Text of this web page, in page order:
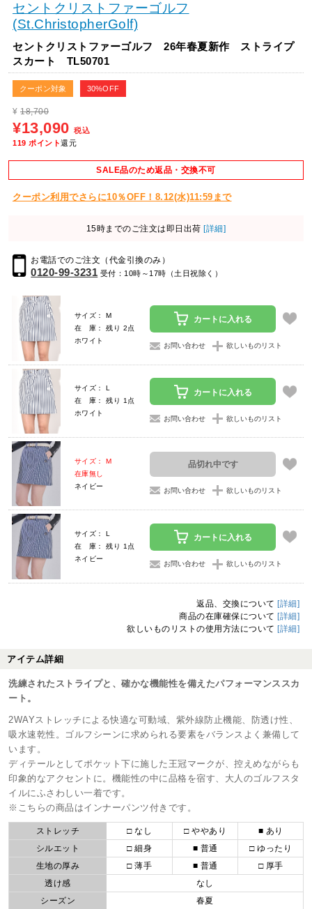
セントクリストファーゴルフ
(St.ChristopherGolf)
セントクリストファーゴルフ 26年春夏新作 ストライプ
スカート TL50701
クーポン対象 30%OFF
¥ 18,700
¥13,090 税込
119 ポイント還元
SALE品のため返品・交換不可
クーポン利用でさらに10％OFF！8.12(水)11:59まで
15時までのご注文は即日出荷 [詳細]
お電話でのご注文（代金引換のみ）
0120-99-3231 受付：10時～17時（土日祝除く）
サイズ： M
在 庫： 残り 2点
ホワイト
カートに入れる
お問い合わせ 欲しいものリスト
サイズ： L
在 庫： 残り 1点
ホワイト
カートに入れる
お問い合わせ 欲しいものリスト
サイズ： M
在庫無し
ネイビー
品切れ中です
お問い合わせ 欲しいものリスト
サイズ： L
在 庫： 残り 1点
ネイビー
カートに入れる
お問い合わせ 欲しいものリスト
返品、交換について [詳細]
商品の在庫確保について [詳細]
欲しいものリストの使用方法について [詳細]
アイテム詳細
洗練されたストライプと、確かな機能性を備えたパフォーマンススカ
ート。
2WAYストレッチによる快適な可動域、紫外線防止機能、防透け性、
吸水速乾性。ゴルフシーンに求められる要素をバランスよく兼備して
います。
ディテールとしてポケット下に施した王冠マークが、控えめながらも
印象的なアクセントに。機能性の中に品格を宿す、大人のゴルフスタ
イルにふさわしい一着です。
※こちらの商品はインナーパンツ付きです。
ストレッチ □ なし □ ややあり
■ あり
シルエット
□ 細身 ■ 普通
□ ゆったり
生地の厚み
□ 薄手 ■ 普通
□ 厚手
透け感
なし
シーズン
春夏